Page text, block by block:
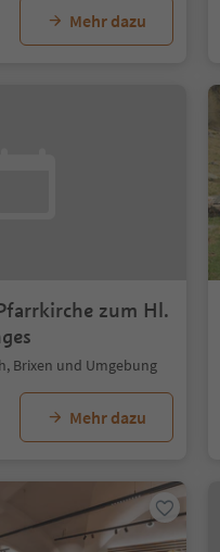
Mehr dazu
zum Hl.
Brixen und Umgebung
Mehr dazu